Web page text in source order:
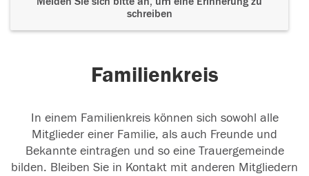
schreiben
Familienkreis
In einem Familienkreis können sich sowohl alle
Mitglieder einer Familie, als auch Freunde und
Bekannte eintragen und so eine Trauergemeinde
bilden. Bleiben Sie in Kontakt mit anderen Mitgliedern